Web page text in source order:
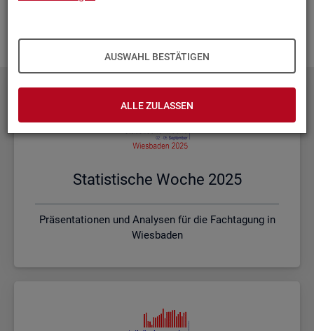
AUSWAHL BESTÄTIGEN
ALLE ZULASSEN
Sta­tis­ti­sche Woche 2025
Präsentationen und Analysen für die Fachtagung in
Wiesbaden